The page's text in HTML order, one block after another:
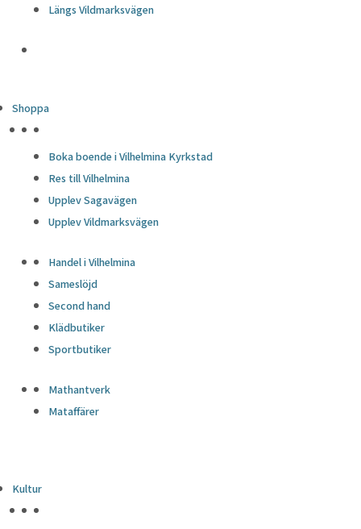
Längs Vildmarksvägen
Shoppa
Boka boende i Vilhelmina Kyrkstad
Res till Vilhelmina
Upplev Sagavägen
Upplev Vildmarksvägen
Handel i Vilhelmina
Sameslöjd
Second hand
Klädbutiker
Sportbutiker
Mathantverk
Mataffärer
Kultur